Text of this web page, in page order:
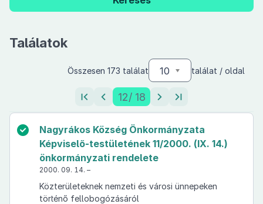
Találatok
Összesen 173 találat 10 találat / oldal
12/ 18
Nagyrákos Község Önkormányzata
Képviselő-testületének 11/2000. (IX. 14.)
önkormányzati rendelete
2000. 09. 14. –
Közterületeknek nemzeti és városi ünnepeken
történő fellobogózásáról